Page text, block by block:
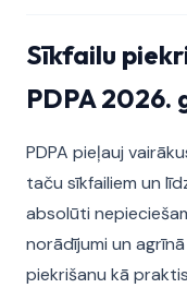
Sīkfailu
PDPA 2026.
PDPA pieļauj
taču sīkfailiem un
absolūti
norādījumi un
piekrišanu kā